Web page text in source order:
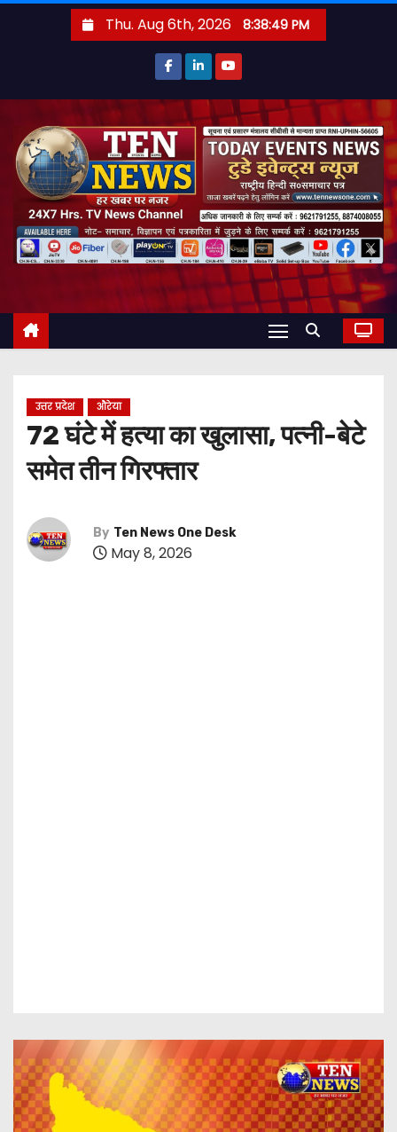
t
Thu. Aug 6th, 2026 8:38:50 PM
उत्तर प्रदेश औरेया
72 घंटे में हत्या का खुलासा, पत्नी-बेटे
समेत तीन गिरफ्तार
By Ten News One Desk
May 8, 2026